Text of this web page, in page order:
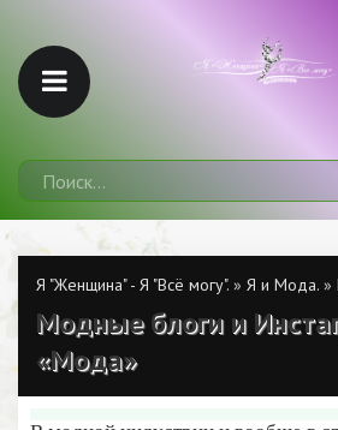
Я "Женщина" - Я "Всё могу". » Я и Мода. »
Модные блоги и
«Мода»